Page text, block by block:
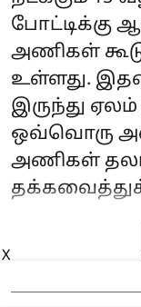
போட்டிக்கு
அணிகள்
உள்ளது.
இருந்து
ஒவ்வொரு
அணிகள்
X